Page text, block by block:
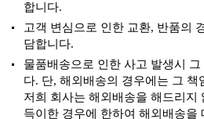
합니다.
고객 변심으로 인한 교환, 반품의
담합니다.
물품배송으로 인한 사고 발생시
다. 단, 해외배송의 경우에는 그 책
저희 회사는 해외배송을 해드리지
득이한 경우에 한하여 해외배송을